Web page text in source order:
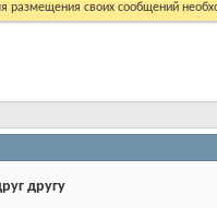
размещения своих сообщений
другу